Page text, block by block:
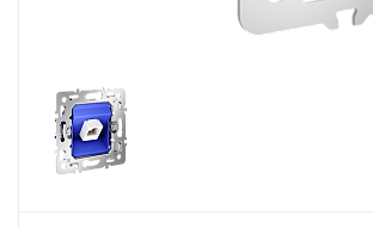
Прожекторы
Ночники